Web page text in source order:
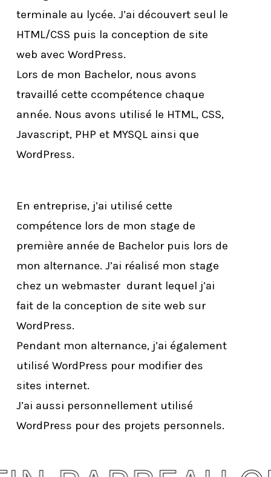
terminale au lycée. J’ai découvert seul le
HTML/CSS puis la conception de site
web avec WordPress.
Lors de mon Bachelor, nous avons
travaillé cette ccompétence chaque
année. Nous avons utilisé le HTML, CSS,
Javascript, PHP et MYSQL ainsi que
WordPress.
En entreprise, j’ai utilisé cette
compétence lors de mon stage de
première année de Bachelor puis lors de
mon alternance. J’ai réalisé mon stage
chez un webmaster durant lequel j’ai
fait de la conception de site web sur
WordPress.
Pendant mon alternance, j’ai également
utilisé WordPress pour modifier des
sites internet.
J’ai aussi personnellement utilisé
WordPress pour des projets personnels.